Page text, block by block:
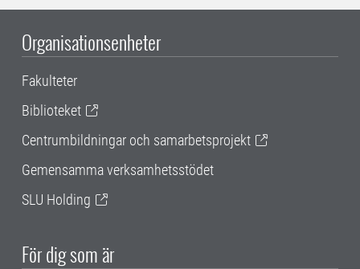
Organisationsenheter
Fakulteter
Biblioteket
Centrumbildningar och samarbetsprojekt
Gemensamma verksamhetsstödet
SLU Holding
För dig som är